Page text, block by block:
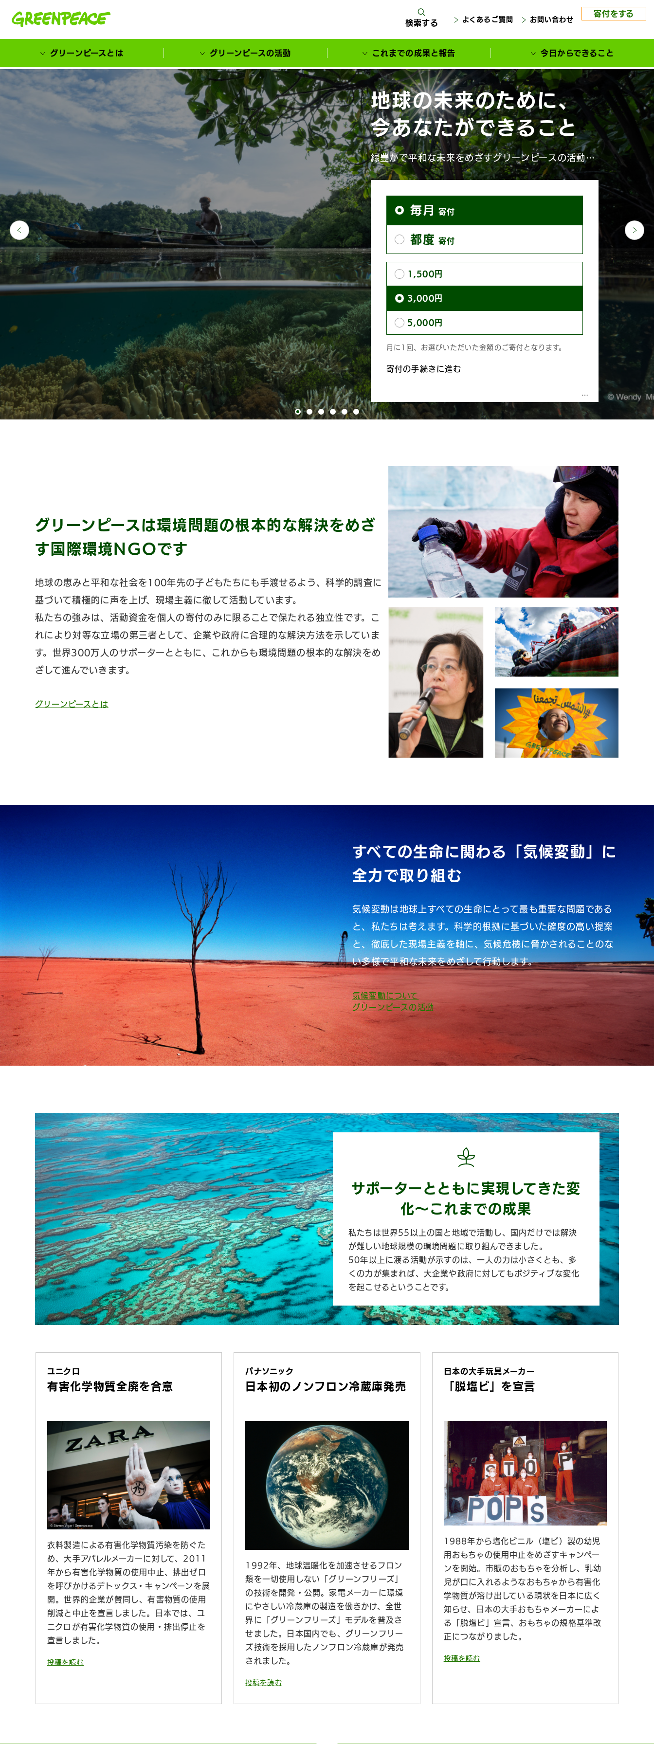
検索する よくあるご質問 お問い合わせ
寄付をする
グリーンピースとは グリーンピースの活動 これまでの成果と報告 今日からできること
地球の未来のために、
今あなたができること
緑豊かで平和な未来をめざすグリーンピースの活動
は、企業や行政の資金を受けず、個人の方からのご寄
付で支えられています。あなたの社会を変えたいとい
う想いをご寄付のかたちで届けて下さい。
コ
ー
ス
毎月 寄付
都度 寄付
寄
額
1,500円
3,000円
5,000円
月に1回、お選びいただいた金額のご寄付となります。
グリーンピースは環境問題の根本的な解決をめざ
す国際環境NGOです
地球の恵みと平和な社会を100年先の子どもたちにも手渡せるよう、科学的調査に
基づいて積極的に声を上げ、現場主義に徹して活動しています。
私たちの強みは、活動資金を個人の寄付のみに限ることで保たれる独立性です。こ
れにより対等な立場の第三者として、企業や政府に合理的な解決方法を示していま
す。世界300万人のサポーターとともに、これからも環境問題の根本的な解決をめ
ざして進んでいきます。
グリーンピースとは
すべての生命に関わる「気候変動」に
全力で取り組む
気候変動は地球上すべての生命にとって最も重要な問題である
と、私たちは考えます。科学的根拠に基づいた確度の高い提案
と、徹底した現場主義を軸に、気候危機に脅かされることのな
い多様で平和な未来をめざして行動します。
気候変動について
グリーンピースの活動
サポーターとともに実現してきた変
化〜これまでの成果
私たちは世界55以上の国と地域で活動し、国内だけでは解決
が難しい地球規模の環境問題に取り組んできました。
50年以上に渡る活動が示すのは、一人の力は小さくとも、多
くの力が集まれば、大企業や政府に対してもポジティブな変化
を起こせるということです。
ユニクロ
有害化学物質全廃を合意
衣料製造による有害化学物質汚染を防ぐた
め、大手アパレルメーカーに対して、2011
年から有害化学物質の使用中止、排出ゼロ
を呼びかけるデトックス・キャンペーンを展
開。世界的企業が賛同し、有害物質の使用
削減と中止を宣言しました。日本では、ユ
ニクロが有害化学物質の使用・排出停止を
宣言しました。
投稿を読む
パナソニック
日本初のノンフロン冷蔵庫発売
1992年、地球温暖化を加速させるフロン
類を一切使用しない「グリーンフリーズ」
の技術を開発・公開。家電メーカーに環境
にやさしい冷蔵庫の製造を働きかけ、全世
界に「グリーンフリーズ」モデルを普及さ
せました。日本国内でも、グリーンフリー
ズ技術を採用したノンフロン冷蔵庫が発売
されました。
投稿を読む
日本の大手玩具メーカー
「脱塩ビ」を宣言
1988年から塩化ビニル（塩ビ）製の幼児
用おもちゃの使用中止をめざすキャンペー
ンを開始。市販のおもちゃを分析し、乳幼
児が口に入れるようなおもちゃから有害化
学物質が溶け出している現状を日本に広く
知らせ、日本の大手おもちゃメーカーによ
る「脱塩ビ」宣言、おもちゃの規格基準改
正につながりました。
投稿を読む